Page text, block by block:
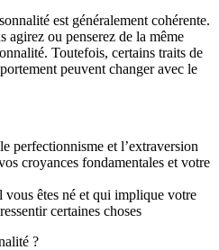
est généralement cohérente.
agirez ou penserez de la même
Toutefois, certains traits de
peuvent changer avec le
perfectionnisme et l’extraversion
croyances fondamentales et votre
vous êtes né et qui implique votre
certaines choses
?